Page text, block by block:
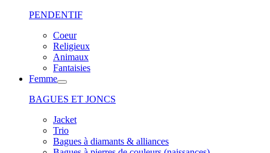
PENDENTIF
Coeur
Religieux
Animaux
Fantaisies
Femme
BAGUES ET JONCS
Jacket
Trio
Bagues à diamants & alliances